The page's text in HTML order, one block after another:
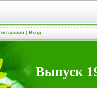
| Вход
Выпуск